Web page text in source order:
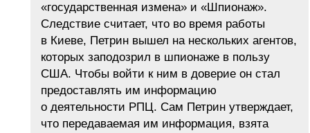
«государственная измена» и «Шпионаж».
Следствие считает, что во время работы
в Киеве, Петрин вышел на нескольких агентов,
которых заподозрил в шпионаже в пользу
США. Чтобы войти к ним в доверие он стал
предоставлять им информацию
о деятельности РПЦ. Сам Петрин утверждает,
что передаваемая им информация, взята